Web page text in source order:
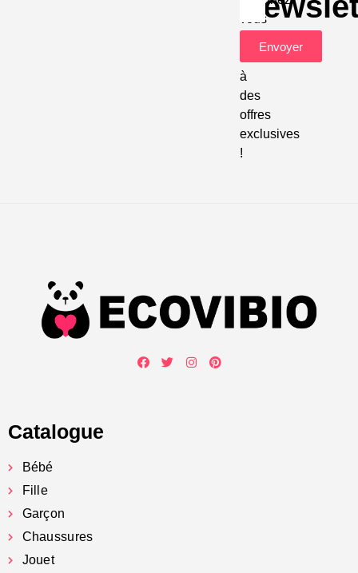
vous
à
des
offres
exclusives
!
Envoyer
Catalogue
Bébé
Fille
Garçon
Chaussures
Jouet